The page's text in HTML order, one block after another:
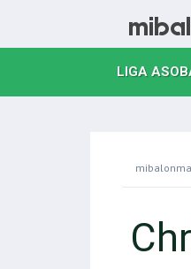
LIGA